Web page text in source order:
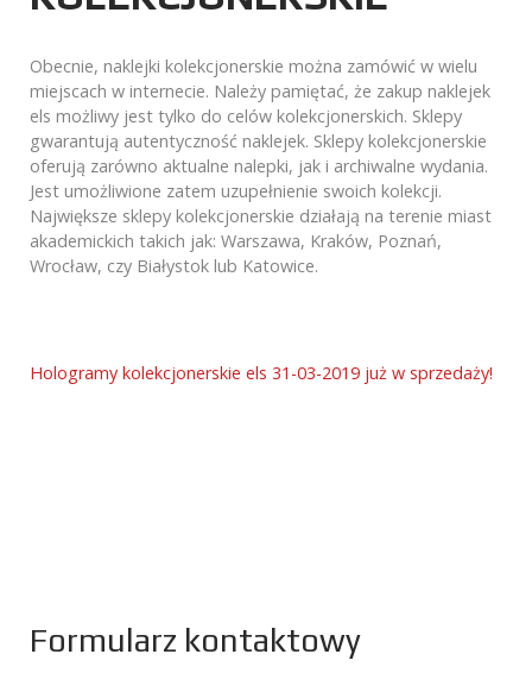
Obecnie, naklejki kolekcjonerskie można zamówić w wielu
miejscach w internecie. Należy pamiętać, że zakup naklejek
els możliwy jest tylko do celów kolekcjonerskich. Sklepy
gwarantują autentyczność naklejek. Sklepy kolekcjonerskie
oferują zarówno aktualne nalepki, jak i archiwalne wydania.
Jest umożliwione zatem uzupełnienie swoich kolekcji.
Największe sklepy kolekcjonerskie działają na terenie miast
akademickich takich jak: Warszawa, Kraków, Poznań,
Wrocław, czy Białystok lub Katowice.
Hologramy kolekcjonerskie els 31-03-2019 już w sprzedaży!
Formularz kontaktowy